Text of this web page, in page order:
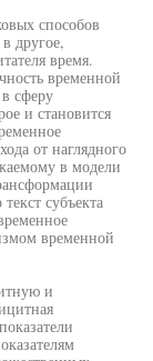
способов
другое,
время.
временной
сферу
и становится
от наглядного
в модели
субъекта
временной
и